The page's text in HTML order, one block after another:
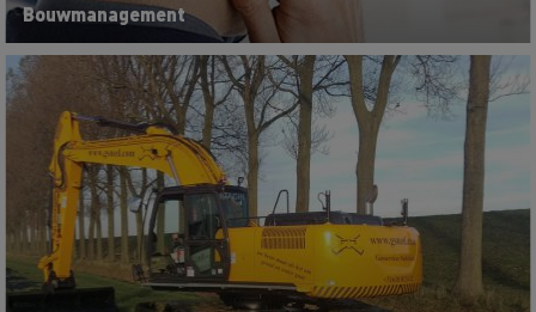
Bouwmanagement